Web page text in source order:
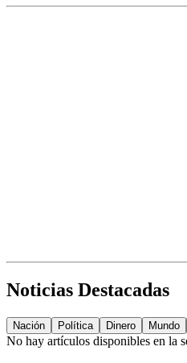
Noticias Destacadas
Nación Política Dinero Mundo
No hay artículos disponibles en la